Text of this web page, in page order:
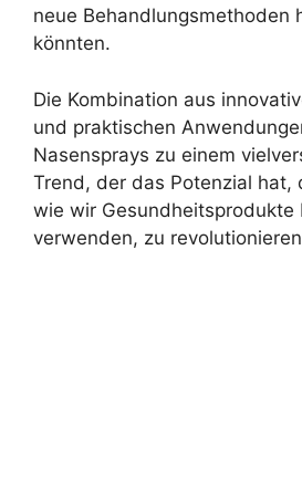
neue Behandlungsmethoden
könnten.
Die Kombination aus
und praktischen
Nasensprays zu einem
Trend, der das Potenzial hat,
wie wir Gesundheitsprodukte
verwenden, zu